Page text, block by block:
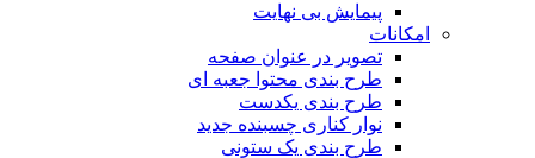
پیمایش بی نهایت
امکانات
تصویر در عنوان صفحه
طرح بندی محتوا جعبه ای
طرح بندی یکدست
نوار کناری چسبنده جدید
طرح بندی یک ستونی